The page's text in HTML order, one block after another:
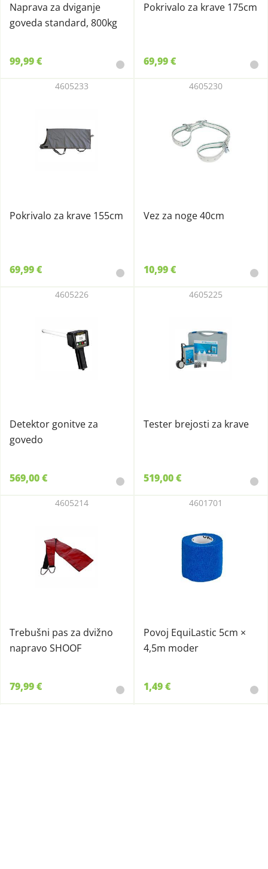
Naprava za dviganje
goveda standard, 800kg
99,99 €
Pokrivalo za krave 175cm
69,99 €
Pokrivalo za krave 155cm
4605233
69,99 €
Vez za noge 40cm
4605230
10,99 €
Detektor gonitve za
govedo
4605226
569,00 €
Tester brejosti za krave
4605225
519,00 €
Trebušni pas za dvižno
napravo SHOOF
4605214
79,99 €
Povoj EquiLastic 5cm ×
4,5m moder
4601701
1,49 €